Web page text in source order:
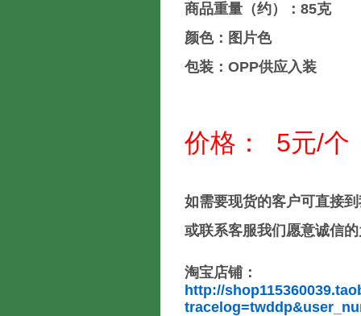
商品重量（约）：85克
颜色：图片色
包装：OPP供应入装
价格： 5元/个
如需要现货的客户可直接
或联系客服我们愿意诚信
淘宝店铺：
http://